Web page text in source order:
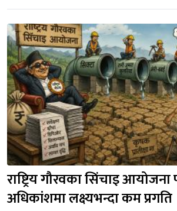
राष्ट्रिय गौरवका सिंचाइ
अधिकांशमा लक्ष्यभन्दा कम प्रगति